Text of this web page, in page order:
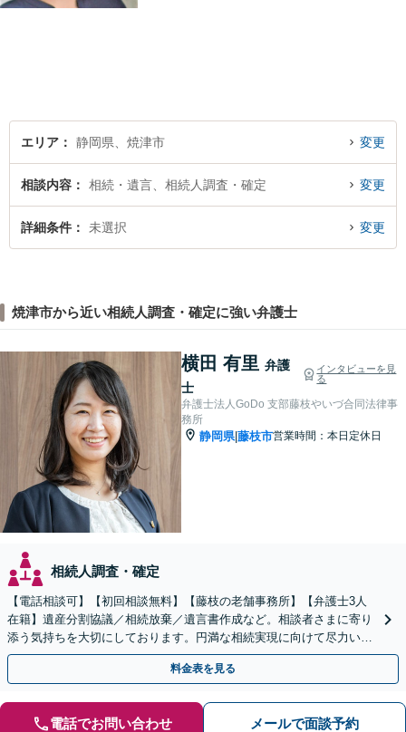
エリア 静岡県、焼津市 変更
相談内容 相続・遺言、相続人調査・確定 変更
詳細条件 未選択 変更
焼津市から近い相続人調査・確定に強い弁護士
横田 有里 弁護
士
インタビューを見
る
弁護士法人GoDo 支部藤枝やいづ合同法律事
務所
静岡県|藤枝市営業時間：本日定休日
相続人調査・確定
【電話相談可】【初回相談無料】【藤枝の老舗事務所】【弁護士3人
在籍】遺産分割協議／相続放棄／遺言書作成など。相談者さまに寄り
添う気持ちを大切にしております。円満な相続実現に向けて尽力いた
します【藤枝市】【夜間・休日応相談】
料金表を見る
電話でお問い合わせ メールで面談予約